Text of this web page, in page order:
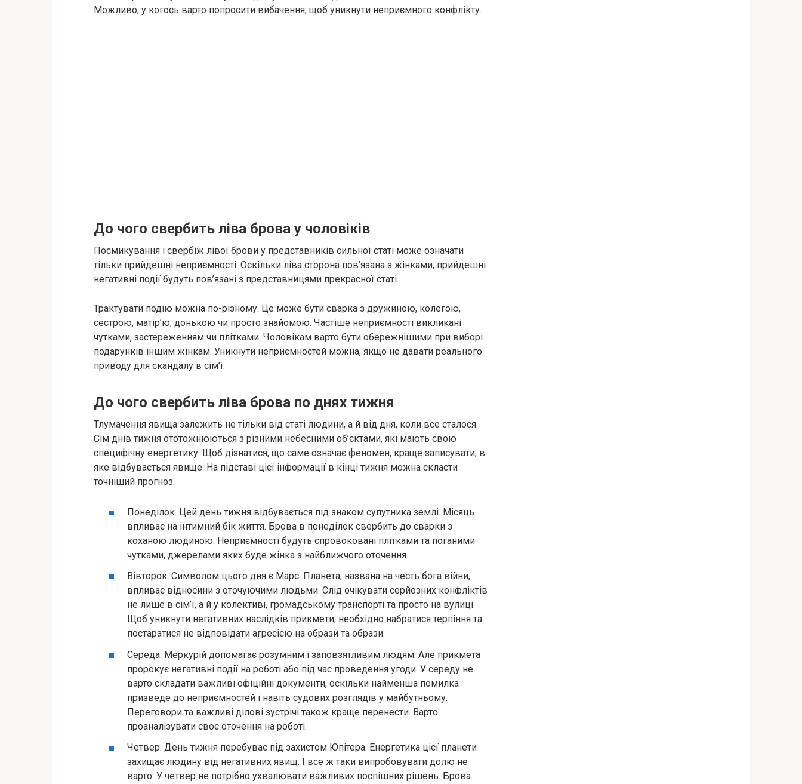
Можливо, у когось варто попросити вибачення, щоб уникнути неприємного конфлікту.
До чого свербить ліва брова у чоловіків
Посмикування і свербіж лівої брови у представників сильної статі може означати
тільки прийдешні неприємності. Оскільки ліва сторона пов’язана з жінками, прийдешні
негативні події будуть пов’язані з представницями прекрасної статі.
Трактувати подію можна по-різному. Це може бути сварка з дружиною, колегою,
сестрою, матір’ю, донькою чи просто знайомою. Частіше неприємності викликані
чутками, застереженням чи плітками. Чоловікам варто бути обережнішими при виборі
подарунків іншим жінкам. Уникнути неприємностей можна, якщо не давати реального
приводу для скандалу в сім’ї.
До чого свербить ліва брова по днях тижня
Тлумачення явища залежить не тільки від статі людини, а й від дня, коли все сталося.
Сім днів тижня ототожнюються з різними небесними об’єктами, які мають свою
специфічну енергетику. Щоб дізнатися, що саме означає феномен, краще записувати, в
яке відбувається явище. На підставі цієї інформації в кінці тижня можна скласти
точніший прогноз.
Понеділок. Цей день тижня відбувається під знаком супутника землі. Місяць
впливає на інтимний бік життя. Брова в понеділок свербить до сварки з
коханою людиною. Неприємності будуть спровоковані плітками та поганими
чутками, джерелами яких буде жінка з найближчого оточення.
Вівторок. Символом цього дня є Марс. Планета, названа на честь бога війни,
впливає відносини з оточуючими людьми. Слід очікувати серйозних конфліктів
не лише в сім’ї, а й у колективі, громадському транспорті та просто на вулиці.
Щоб уникнути негативних наслідків прикмети, необхідно набратися терпіння та
постаратися не відповідати агресією на образи та образи.
Середа. Меркурій допомагає розумним і заповзятливим людям. Але прикмета
пророкує негативні події на роботі або під час проведення угоди. У середу не
варто складати важливі офіційні документи, оскільки найменша помилка
призведе до неприємностей і навіть судових розглядів у майбутньому.
Переговори та важливі ділові зустрічі також краще перенести. Варто
проаналізувати своє оточення на роботі.
Четвер. День тижня перебуває під захистом Юпітера. Енергетика цієї планети
захищає людину від негативних явищ. І все ж таки випробовувати долю не
варто. У четвер не потрібно ухвалювати важливих поспішних рішень. Брова